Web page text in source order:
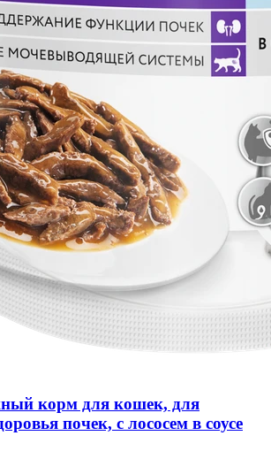
корм для кошек, для
почек, с лососем в соусе